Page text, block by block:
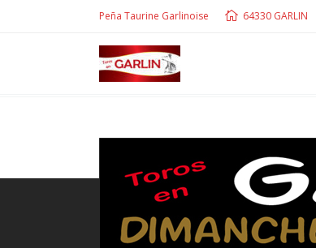
Peña Taurine Garlinoise 64330 GARLIN